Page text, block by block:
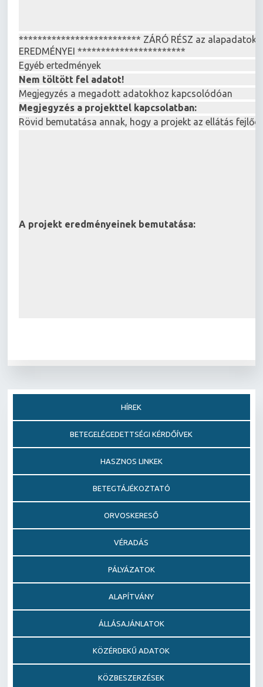
************************** ZÁRÓ RÉSZ az
EREDMÉNYEI ***********************
Egyéb ertedmények
Nem töltött fel adatot!
Megjegyzés a megadott adatokhoz kapcsolódóan
Megjegyzés a projekttel kapcsolatban:
Rövid bemutatása annak, hogy a projekt az ellátás
A projekt eredményeinek bemutatása:
HÍREK
BETEGELÉGEDETTSÉGI KÉRDŐÍVEK
HASZNOS LINKEK
BETEGTÁJÉKOZTATÓ
ORVOSKERESŐ
VÉRADÁS
PÁLYÁZATOK
ALAPÍTVÁNY
ÁLLÁSAJÁNLATOK
KÖZÉRDEKŰ ADATOK
KÖZBESZERZÉSEK